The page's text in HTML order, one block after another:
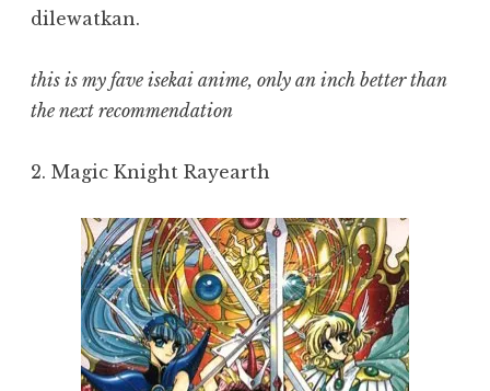
dilewatkan.
this is my fave isekai anime, only an inch better than
the next recommendation
2. Magic Knight Rayearth